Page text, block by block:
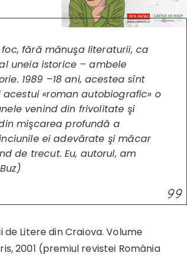
fără mănuşa literaturii, ca
uneia istorice – ambele
1989 –18 ani, acestea sînt
«roman autobiografic» o
venind din frivolitate şi
mişcarea profundă a
ei adevărate şi măcar
de trecut. Eu, autorul, am
de Litere din Craiova. Volume
2001 (premiul revistei România